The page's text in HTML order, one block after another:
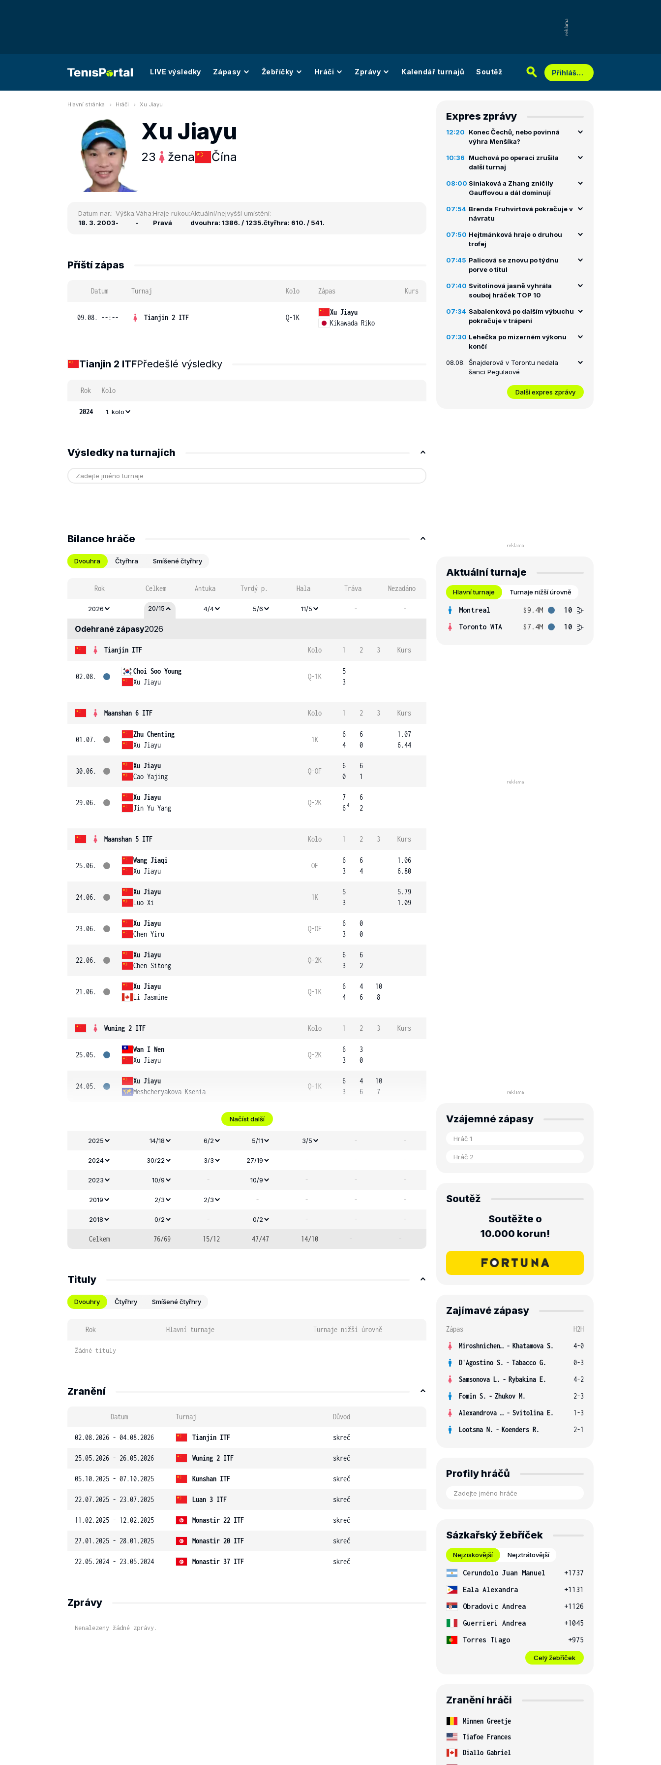
LIVE výsledky Zápasy Žebříčky Hráči Zprávy Kalendář turnajů Soutěž Přihlášení
Hlavní stránka Hráči Xu Jiayu
Xu Jiayu
23 žena Čína
Datum nar.:
18. 3. 2003
Výška:
-
Váha:
-
Hraje rukou:
Pravá
Aktuální/nejvyšší umístění:
dvouhra: 1386. / 1235.čtyřhra: 610. / 541.
Příští zápas
Datum Turnaj Kolo Zápas Kurs
09.08. --:-- Tianjin 2 ITF Q-1K
Xu Jiayu
Kikawada Riko
Tianjin 2 ITFPředešlé výsledky
Rok Kolo
2024 1. kolo
Výsledky na turnajích
Bilance hráče
Dvouhra Čtyřhra Smíšené čtyřhry
Rok Celkem Antuka Tvrdý p. Hala Tráva Nezadáno
2026 20/15 4/4 5/6 11/5 - -
Odehrané zápasy2026
Tianjin ITF Kolo 1 2 3 Kurs
02.08.
Choi Soo Young
Xu Jiayu
Q-1K
5
3
Maanshan 6 ITF Kolo 1 2 3 Kurs
01.07.
Zhu Chenting
Xu Jiayu
1K
6
4
6
0
1.07
6.44
30.06.
Xu Jiayu
Cao Yajing
Q-OF
6
0
6
1
29.06.
Xu Jiayu
Jin Yu Yang
Q-2K
7
64
6
2
Maanshan 5 ITF Kolo 1 2 3 Kurs
25.06.
Wang Jiaqi
Xu Jiayu
OF
6
3
6
4
1.06
6.80
24.06.
Xu Jiayu
Luo Xi
1K
5
3
5.79
1.09
23.06.
Xu Jiayu
Chen Yiru
Q-OF
6
3
0
0
22.06.
Xu Jiayu
Chen Sitong
Q-2K
6
3
6
2
21.06.
Xu Jiayu
Li Jasmine
Q-1K
6
4
4
6
10
8
Wuning 2 ITF Kolo 1 2 3 Kurs
25.05.
Wan I Wen
Xu Jiayu
Q-2K
6
3
3
0
24.05.
Xu Jiayu
Meshcheryakova Ksenia
Q-1K
6
3
4
6
10
7
Načíst další
2025 14/18 6/2 5/11 3/5 - -
2024 30/22 3/3 27/19 - - -
2023 10/9 - 10/9 - - -
2019 2/3 2/3 - - - -
2018 0/2 - 0/2 - - -
Celkem 76/69 15/12 47/47 14/10 - -
Tituly
Dvouhry Čtyřhry Smíšené čtyřhry
Rok Hlavní turnaje Turnaje nižší úrovně
Žádné tituly
Zranění
Datum Turnaj Důvod
02.08.2026 - 04.08.2026 Tianjin ITF skreč
25.05.2026 - 26.05.2026 Wuning 2 ITF skreč
05.10.2025 - 07.10.2025 Kunshan ITF skreč
22.07.2025 - 23.07.2025 Luan 3 ITF skreč
11.02.2025 - 12.02.2025 Monastir 22 ITF skreč
27.01.2025 - 28.01.2025 Monastir 20 ITF skreč
22.05.2024 - 23.05.2024 Monastir 37 ITF skreč
Zprávy
Nenalezeny žádné zprávy.
Expres zprávy
12:20
Konec Čechů, nebo povinná
výhra Menšíka?
10:36
Muchová po operaci zrušila
další turnaj
08:00 Siniaková a Zhang zničily
Gauffovou a dál dominují
07:54 Brenda Fruhvirtová pokračuje v
návratu
07:50 Hejtmánková hraje o druhou
trofej
07:45 Palicová se znovu po týdnu
porve o titul
07:40 Svitolinová jasně vyhrála
souboj hráček TOP 10
07:34 Sabalenková po dalším výbuchu
pokračuje v trápení
07:30 Lehečka po mizerném výkonu
končí
08.08. Šnajderová v Torontu nedala
šanci Pegulaové
Další expres zprávy
Aktuální turnaje
Hlavní turnaje Turnaje nižší úrovně
Montreal $9.4M
10
Toronto WTA
$7.4M 10
Vzájemné zápasy
Soutěž
Soutěžte o
10.000 korun!
Zajímavé zápasy
Zápas
H2H
Miroshnichenko V. - Khatamova S.
4-0
D'Agostino S. - Tabacco G.
0-3
Samsonova L. - Rybakina E.
4-2
Fomin S. - Zhukov M.
2-3
Alexandrova E. - Svitolina E.
1-3
Lootsma N. - Koenders R. 2-1
Profily hráčů
Sázkařský žebříček
Nejziskovější Nejztrátovější
Cerundolo Juan Manuel
+1737
Eala Alexandra
+1131
Obradovic Andrea
+1126
Guerrieri Andrea
+1045
Torres Tiago
+975
Celý žebříček
Zranění hráči
Minnen Greetje
Tiafoe Frances
Diallo Gabriel